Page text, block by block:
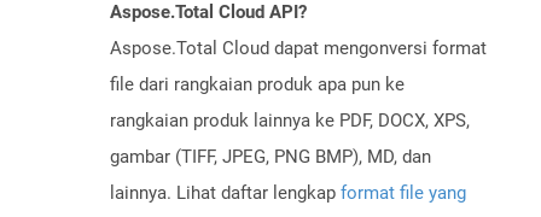
Aspose.Total Cloud API?
Aspose.Total Cloud dapat mengonversi format
file dari rangkaian produk apa pun ke
rangkaian produk lainnya ke PDF, DOCX, XPS,
gambar (TIFF, JPEG, PNG BMP), MD, dan
lainnya. Lihat daftar lengkap format file yang